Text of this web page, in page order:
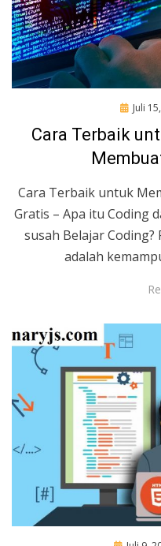
Posted
Juli
Cara Terbaik
Cara Terbaik untuk
Gratis – Apa itu Coding
susah Belajar Coding?
adalah